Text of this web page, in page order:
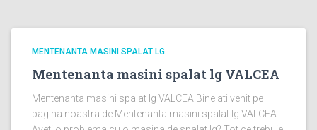
MENTENANTA MASINI SPALAT LG
Mentenanta masini spalat lg VALCEA
Mentenanta masini spalat lg VALCEA Bine ati venit pe
pagina noastra de Mentenanta masini spalat lg VALCEA